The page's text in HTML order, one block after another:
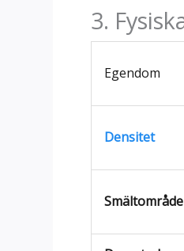
3.
Egendom
Densitet
Smältområde